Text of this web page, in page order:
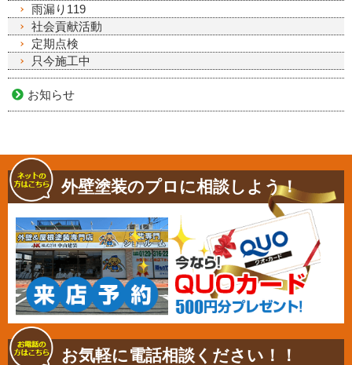
雨漏り119
社会貢献活動
定期点検
只今施工中
お知らせ
外壁塗装のプロに相談しよう！
お気軽に電話相談ください！！